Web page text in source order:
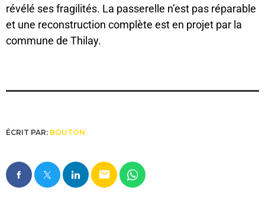
révélé ses fragilités. La passerelle n’est pas réparable
et une reconstruction complète est en projet par la
commune de Thilay.
ÉCRIT PAR: BOUTON
email